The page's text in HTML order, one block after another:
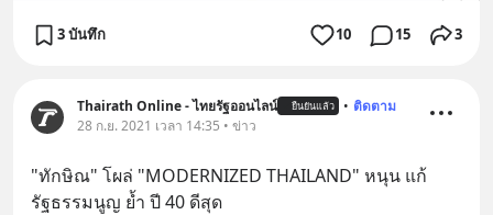
3 บันทึก 10 15 3
Thairath Online - ไทยรัฐออนไลน์ ยืนยันแล้ว • ติดตาม
28 ก.ย. 2021 เวลา 14:35 • ข่าว
"ทักษิณ" โผล่ "MODERNIZED THAILAND" หนุน แก้
รัฐธรรมนูญ ย้ำ ปี 40 ดีสุด